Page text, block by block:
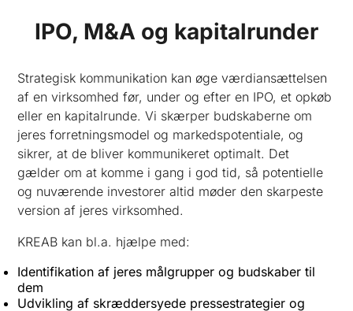
IPO, M&A og kapitalrunder
Strategisk kommunikation kan øge værdiansættelsen
af en virksomhed før, under og efter en IPO, et opkøb
eller en kapitalrunde. Vi skærper budskaberne om
jeres forretningsmodel og markedspotentiale, og
sikrer, at de bliver kommunikeret optimalt. Det
gælder om at komme i gang i god tid, så potentielle
og nuværende investorer altid møder den skarpeste
version af jeres virksomhed.
KREAB kan bl.a. hjælpe med:
Identifikation af jeres målgrupper og budskaber til
dem
Udvikling af skræddersyede pressestrategier og